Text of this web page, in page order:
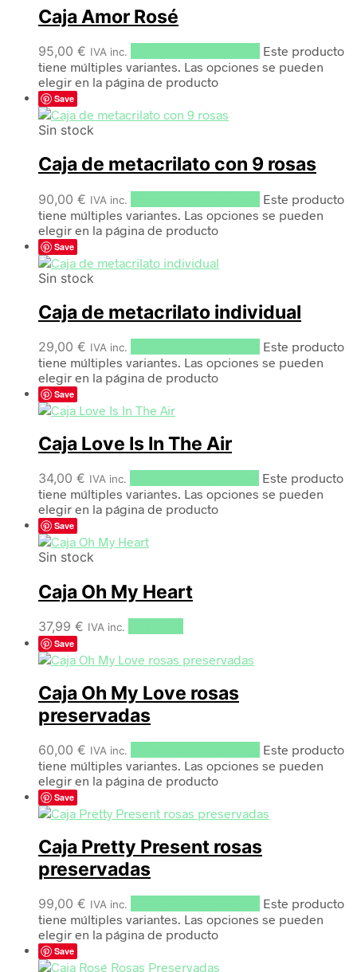
Caja Amor Rosé
95,00 € IVA inc.
Este producto
tiene múltiples variantes. Las opciones se pueden
elegir en la página de producto
Save
Sin stock
Caja de metacrilato con 9 rosas
90,00 € IVA inc.
Este producto
tiene múltiples variantes. Las opciones se pueden
elegir en la página de producto
Save
Sin stock
Caja de metacrilato individual
29,00 € IVA inc.
Este producto
tiene múltiples variantes. Las opciones se pueden
elegir en la página de producto
Save
Caja Love Is In The Air
34,00 € IVA inc.
Este producto
tiene múltiples variantes. Las opciones se pueden
elegir en la página de producto
Save
Sin stock
Caja Oh My Heart
37,99 € IVA inc.
Save
Caja Oh My Love rosas
preservadas
60,00 € IVA inc.
Este producto
tiene múltiples variantes. Las opciones se pueden
elegir en la página de producto
Save
Caja Pretty Present rosas
preservadas
99,00 € IVA inc.
Este producto
tiene múltiples variantes. Las opciones se pueden
elegir en la página de producto
Save